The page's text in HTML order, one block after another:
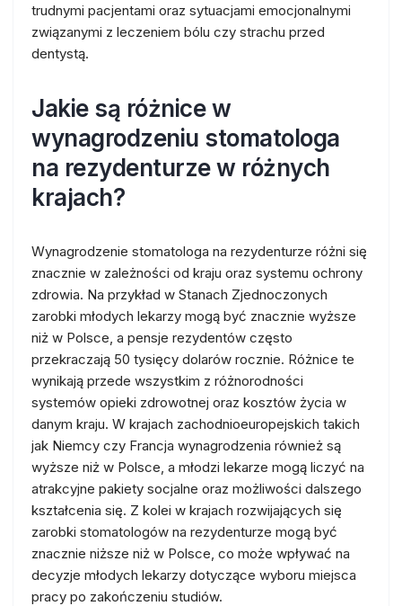
trudnymi pacjentami oraz sytuacjami emocjonalnymi
związanymi z leczeniem bólu czy strachu przed
dentystą.
Jakie są różnice w
wynagrodzeniu stomatologa
na rezydenturze w różnych
krajach?
Wynagrodzenie stomatologa na rezydenturze różni się
znacznie w zależności od kraju oraz systemu ochrony
zdrowia. Na przykład w Stanach Zjednoczonych
zarobki młodych lekarzy mogą być znacznie wyższe
niż w Polsce, a pensje rezydentów często
przekraczają 50 tysięcy dolarów rocznie. Różnice te
wynikają przede wszystkim z różnorodności
systemów opieki zdrowotnej oraz kosztów życia w
danym kraju. W krajach zachodnioeuropejskich takich
jak Niemcy czy Francja wynagrodzenia również są
wyższe niż w Polsce, a młodzi lekarze mogą liczyć na
atrakcyjne pakiety socjalne oraz możliwości dalszego
kształcenia się. Z kolei w krajach rozwijających się
zarobki stomatologów na rezydenturze mogą być
znacznie niższe niż w Polsce, co może wpływać na
decyzje młodych lekarzy dotyczące wyboru miejsca
pracy po zakończeniu studiów.